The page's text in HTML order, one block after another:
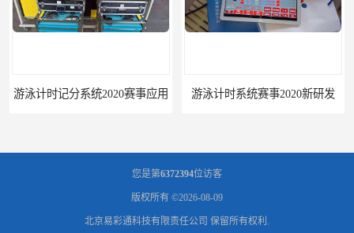
游泳计时记分系统2020赛事应用 游泳计时系统赛事2020新研发
您是第6372394位访客
版权所有 ©2026-08-09
北京易彩通科技有限责任公司 保留所有权利.